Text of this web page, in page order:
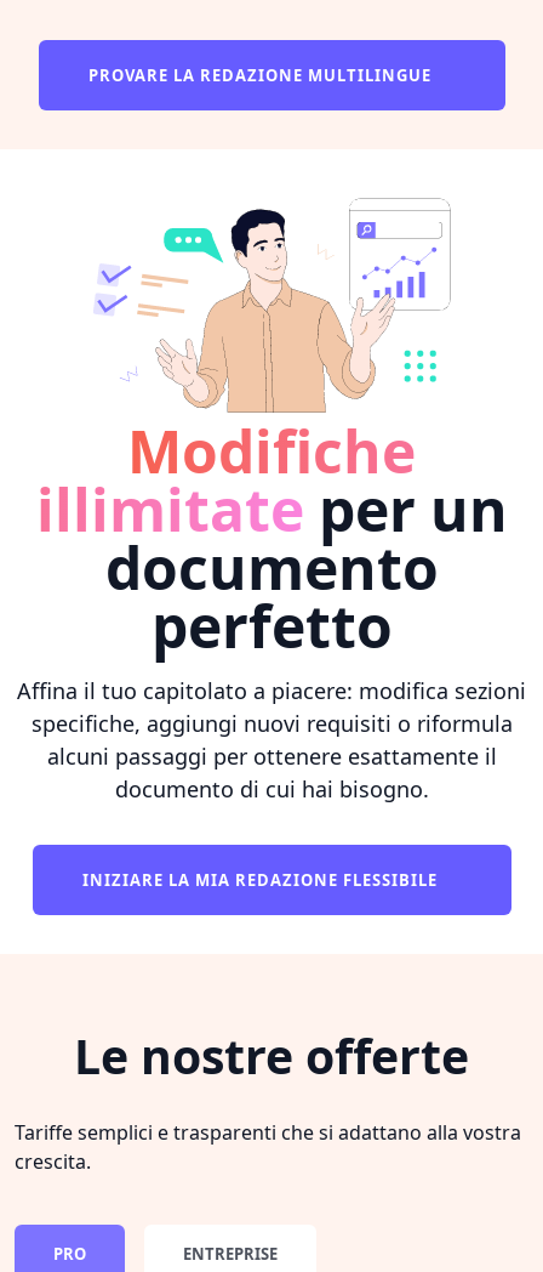
PROVARE LA REDAZIONE MULTILINGUE
Modifiche
illimitate per un
documento
perfetto
Affina il tuo capitolato a piacere: modifica sezioni
specifiche, aggiungi nuovi requisiti o riformula
alcuni passaggi per ottenere esattamente il
documento di cui hai bisogno.
INIZIARE LA MIA REDAZIONE FLESSIBILE
Le nostre offerte
Tariffe semplici e trasparenti che si adattano alla vostra
crescita.
PRO ENTREPRISE